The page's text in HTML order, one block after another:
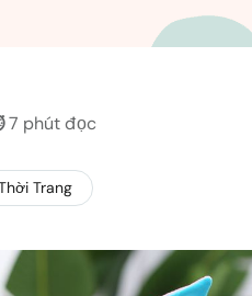
7 phút đọc
Trang